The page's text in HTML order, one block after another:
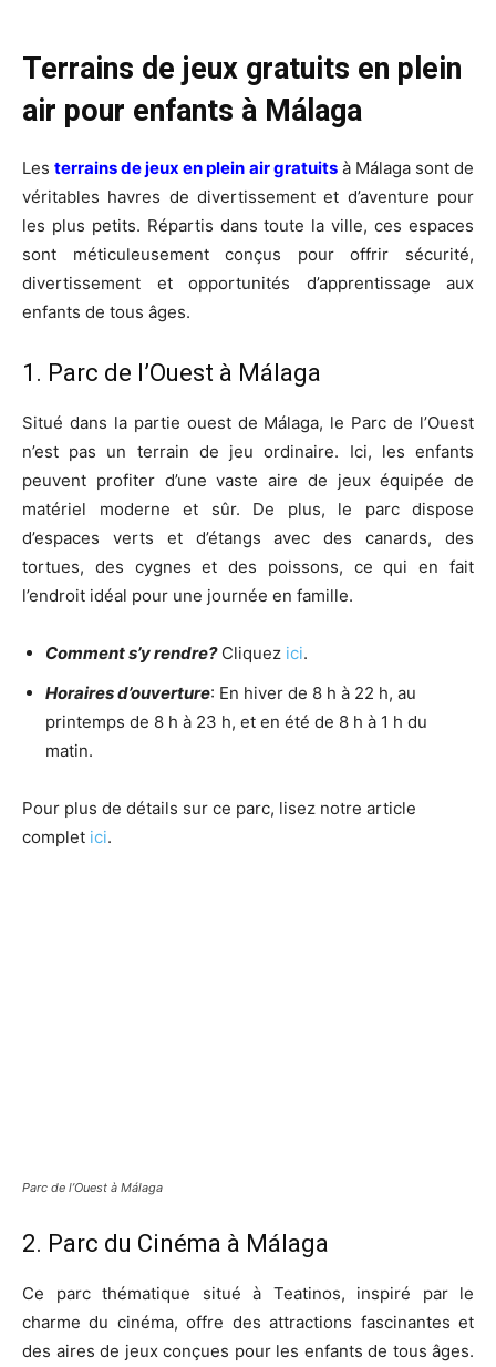
Terrains de jeux gratuits en plein
air pour enfants à Málaga
Lesterrains de jeux en plein air gratuitsà Málaga sont de
véritables havres de divertissement et d’aventure pour
les plus petits. Répartis dans toute la ville, ces espaces
sont méticuleusement conçus pour offrir sécurité,
divertissement et opportunités d’apprentissage aux
enfants de tous âges.
1. Parc de l’Ouest à Málaga
Situé dans la partie ouest de Málaga, le Parc de l’Ouest
n’est pas un terrain de jeu ordinaire. Ici, les enfants
peuvent profiter d’une vaste aire de jeux équipée de
matériel moderne et sûr. De plus, le parc dispose
d’espaces verts et d’étangs avec des canards, des
tortues, des cygnes et des poissons, ce qui en fait
l’endroit idéal pour une journée en famille.
Comment s’y rendre?Cliquez ici.
Horaires d’ouverture: En hiver de 8 h à 22 h, au
printemps de 8 h à 23 h, et en été de 8 h à 1 h du
matin.
Pour plus de détails sur ce parc, lisez notre article
complet ici.
Parc de l’Ouest à Málaga
2. Parc du Cinéma à Málaga
Ce parc thématique situé à Teatinos, inspiré par le
charme du cinéma, offre des attractions fascinantes et
des aires de jeux conçues pour les enfants de tous âges.